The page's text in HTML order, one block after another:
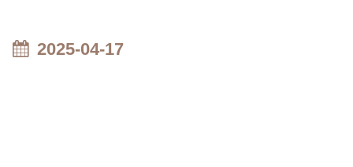
2025-04-17